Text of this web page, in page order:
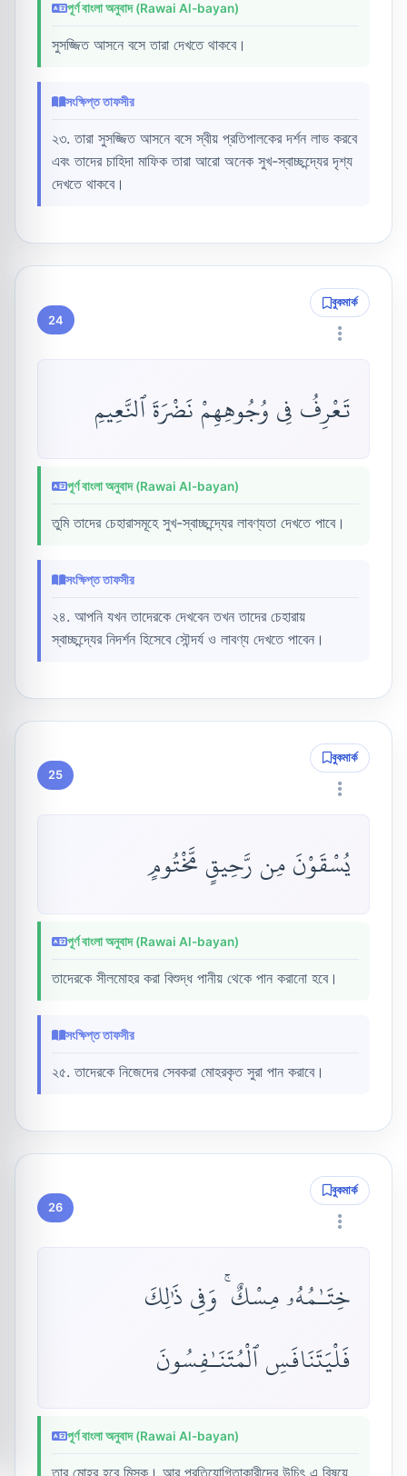
পূর্ণ বাংলা অনুবাদ (Rawai Al-bayan)
সুসজ্জিত আসনে বসে তারা দেখতে থাকবে।
সংক্ষিপ্ত তাফসীর
২৩. তারা সুসজ্জিত আসনে বসে স্বীয় প্রতিপালকের দর্শন লাভ করবে
এবং তাদের চাহিদা মাফিক তারা আরো অনেক সুখ-স্বাচ্ছন্দ্যের দৃশ্য
দেখতে থাকবে।
24
বুকমার্ক
تَعْرِفُ فِى وُجُوهِهِمْ نَضْرَةَ ٱلنَّعِيمِ
পূর্ণ বাংলা অনুবাদ (Rawai Al-bayan)
তুমি তাদের চেহারাসমূহে সুখ-স্বাচ্ছন্দ্যের লাবণ্যতা দেখতে পাবে।
সংক্ষিপ্ত তাফসীর
২৪. আপনি যখন তাদেরকে দেখবেন তখন তাদের চেহারায়
স্বাচ্ছন্দ্যের নিদর্শন হিসেবে সৌন্দর্য ও লাবণ্য দেখতে পাবেন।
25
বুকমার্ক
يُسْقَوْنَ مِن رَّحِيقٍ مَّخْتُومٍ
পূর্ণ বাংলা অনুবাদ (Rawai Al-bayan)
তাদেরকে সীলমোহর করা বিশুদ্ধ পানীয় থেকে পান করানো হবে।
সংক্ষিপ্ত তাফসীর
২৫. তাদেরকে নিজেদের সেবকরা মোহরকৃত সুরা পান করাবে।
26
বুকমার্ক
خِتَـٰمُهُۥ مِسْكٌ ۚ وَفِى ذَٰلِكَ
فَلْيَتَنَافَسِ ٱلْمُتَنَـٰفِسُونَ
পূর্ণ বাংলা অনুবাদ (Rawai Al-bayan)